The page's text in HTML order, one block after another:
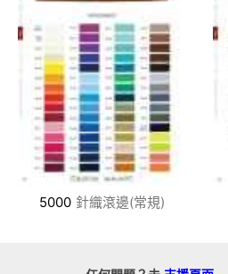
5000 針織滾邊(常規)